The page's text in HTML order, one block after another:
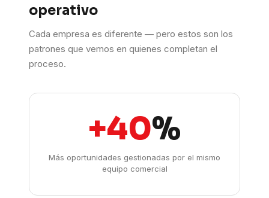
operativo
Cada empresa es diferente — pero estos son los
patrones que vemos en quienes completan el
proceso.
+40%
Más oportunidades gestionadas por el mismo
equipo comercial